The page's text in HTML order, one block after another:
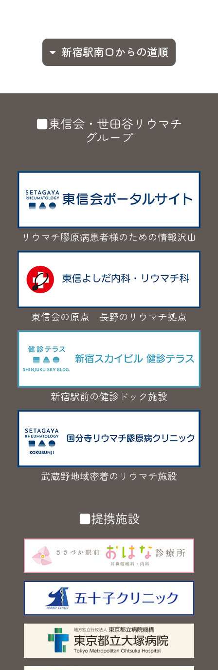
新宿駅南口からの道順
■東信会・世田谷リウマチ
グループ
リウマチ膠原病患者様のための情報沢山
東信会の原点 長野のリウマチ拠点
新宿駅前の健診ドック施設
武蔵野地域密着のリウマチ施設
■提携施設